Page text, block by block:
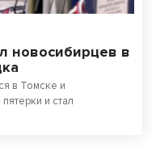
новосибирцев в
в Томске и
и стал